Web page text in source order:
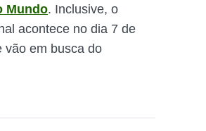
Mundo. Inclusive, o
acontece no dia 7 de
vão em busca do